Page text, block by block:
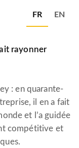
FR EN
rayonner
: en quarante-
il en a fait
et l’a guidée
compétitive et